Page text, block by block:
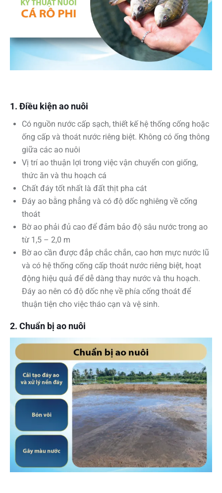
1. Điều kiện ao nuôi
Có nguồn nước cấp sạch, thiết kế hệ thống cống hoặc
ống cấp và thoát nước riêng biệt. Không có ống thông
giữa các ao nuôi
Vị trí ao thuận lợi trong việc vận chuyển con giống,
thức ăn và thu hoạch cá
Chất đáy tốt nhất là đất thịt pha cát
Đáy ao bằng phẳng và có độ dốc nghiêng về cống
thoát
Bờ ao phải đủ cao để đảm bảo độ sâu nước trong ao
từ 1,5 – 2,0 m
Bờ ao cần được đắp chắc chắn, cao hơn mực nước lũ
và có hệ thống cống cấp thoát nước riêng biệt, hoạt
động hiệu quả để dễ dàng thay nước và thu hoạch.
Đáy ao nên có độ dốc nhẹ về phía cống thoát để
thuận tiện cho việc tháo cạn và vệ sinh.
2. Chuẩn bị ao nuôi